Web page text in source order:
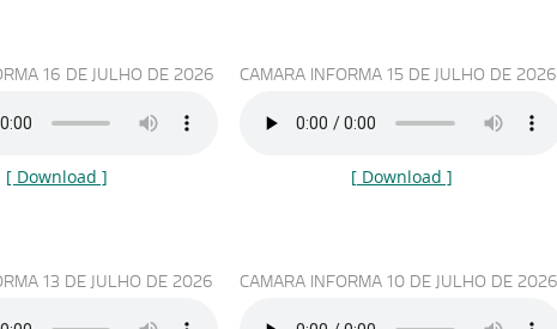
16 DE JULHO DE 2026
[ Download ]
CAMARA INFORMA 15 DE JULHO DE 2026
[ Download ]
13 DE JULHO DE 2026 CAMARA INFORMA 10 DE JULHO DE